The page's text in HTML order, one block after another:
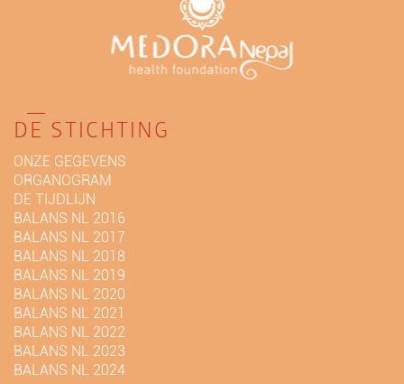
DE STICHTING
ONZE GEGEVENS
ORGANOGRAM
DE TIJDLIJN
BALANS NL 2016
BALANS NL 2017
BALANS NL 2018
BALANS NL 2019
BALANS NL 2020
BALANS NL 2021
BALANS NL 2022
BALANS NL 2023
BALANS NL 2024